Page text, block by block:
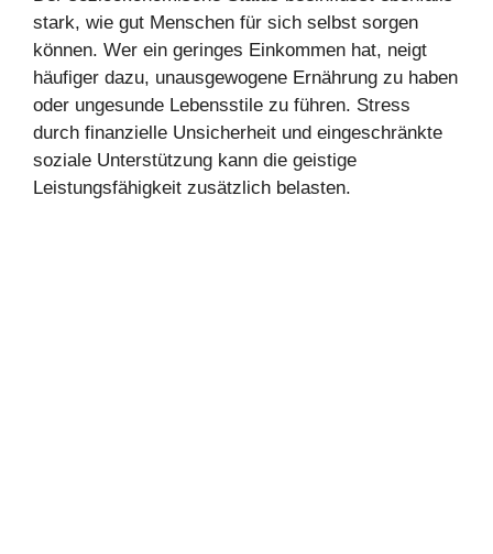
stark, wie gut Menschen für sich selbst sorgen
können. Wer ein geringes Einkommen hat, neigt
häufiger dazu, unausgewogene Ernährung zu haben
oder ungesunde Lebensstile zu führen. Stress
durch finanzielle Unsicherheit und eingeschränkte
soziale Unterstützung kann die geistige
Leistungsfähigkeit zusätzlich belasten.